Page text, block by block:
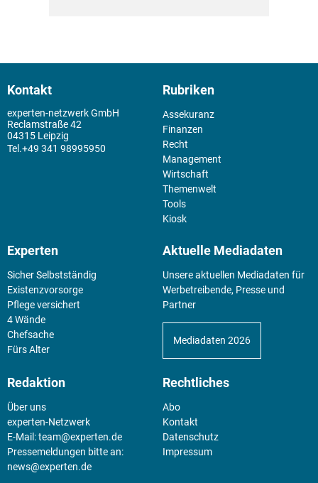
Kontakt
experten-netzwerk GmbH
Reclamstraße 42
04315 Leipzig
+49 341 98995950
Rubriken
Assekuranz
Finanzen
Recht
Management
Wirtschaft
Themenwelt
Tools
Kiosk
Experten
Sicher Selbstständig
Existenz­vorsorge
Pflege versichert
4 Wände
Chefsache
Fürs Alter
Aktuelle Mediadaten
Unsere aktuellen Mediadaten für
Werbetreibende, Presse und
Partner
Mediadaten 2026
Redaktion
Über uns
experten-Netzwerk
E-Mail:team@experten.de
Pressemeldungen bitte an:
news@experten.de
Rechtliches
Abo
Kontakt
Datenschutz
Impressum